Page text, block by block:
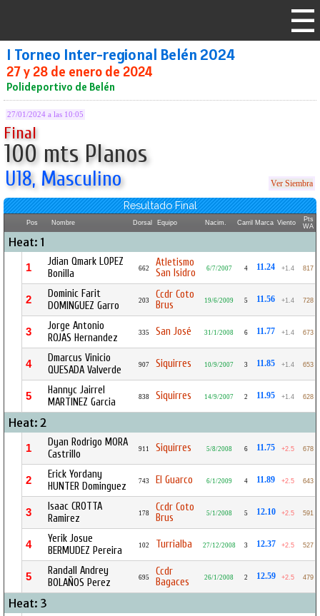
I Torneo Inter-regional Belén 2024
27 y 28 de enero de 2024
Polideportivo de Belén
27/01/2024 a las 10:05
Final
100 mts Planos
U18, Masculino Ver Siembra
Resultado Final
Pos Nombre Dorsal Equipo Nacim. Carril Marca Viento
Pts
WA
Heat: 1
1
Jdian Qmark LOPEZ
Bonilla
662
Atletismo
San Isidro
6/7/2007 4 11.24 +1.4 817
2
Dominic Farit
DOMINGUEZ Garro
203
Ccdr Coto
Brus
19/6/2009 5 11.56 +1.4 728
3
Jorge Antonio
ROJAS Hernandez
335 San José 31/1/2008 6 11.77 +1.4 673
4
Dmarcus Vinicio
QUESADA Valverde
907 Siquirres 10/9/2007 3 11.85 +1.4 653
5
Hannyc Jairrel
MARTINEZ Garcia
838 Siquirres 14/9/2007 2 11.95 +1.4 628
Heat: 2
1
Dyan Rodrigo MORA
Castrillo
911 Siquirres 5/8/2008 6 11.75 +2.5 678
2
Erick Yordany
HUNTER Dominguez
743 El Guarco 6/1/2009 4 11.89 +2.5 643
3
Isaac CROTTA
Ramirez
178
Ccdr Coto
Brus
5/1/2008 5 12.10 +2.5 591
4
Yerik Josue
BERMUDEZ Pereira
102 Turrialba 27/12/2008 3 12.37 +2.5 527
5
Randall Andrey
BOLAÑOS Perez
695
Ccdr
Bagaces
26/1/2008 2 12.59 +2.5 479
Heat: 3